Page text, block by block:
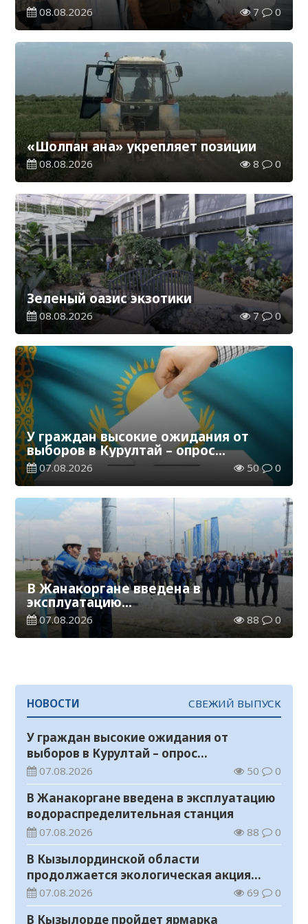
08.08.2026 7 0
«Шолпан ана» укрепляет позиции
08.08.2026 8 0
Зеленый оазис экзотики
08.08.2026 7 0
У граждан высокие ожидания от
выборов в Курултай – опрос
общественного мнения
07.08.2026 50 0
В Жанакоргане введена в
эксплуатацию
водораспределительная станция
07.08.2026 88 0
НОВОСТИ СВЕЖИЙ ВЫПУСК
У граждан высокие ожидания от
выборов в Курултай – опрос
общественного мнения
07.08.2026 50 0
В Жанакоргане введена в эксплуатацию
водораспределительная станция
07.08.2026 88 0
В Кызылординской области
продолжается экологическая акция
«Таза Қазақстан»
07.08.2026 69 0
В Кызылорде пройдет ярмарка